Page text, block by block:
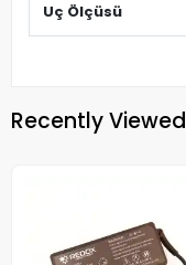
Uç Ölçüsü
Recently Viewed